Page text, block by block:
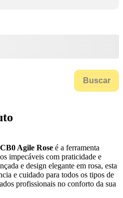
Buscar
Agile Rose é a ferramenta
impecáveis com praticidade e
e design elegante em rosa, esta
e cuidado para todos os tipos de
profissionais no conforto da sua